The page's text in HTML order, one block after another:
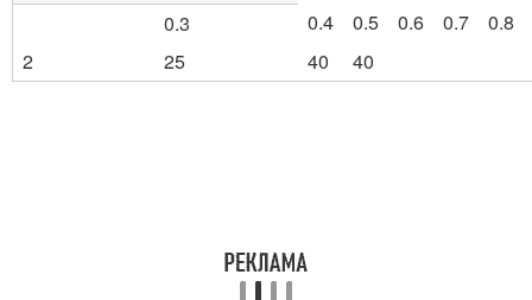
0.3
0.4 0.5 0.6 0.7
0.8
2
25 40 40